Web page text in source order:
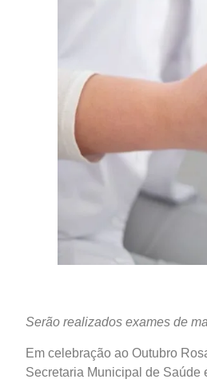
Serão realizados exames de
Em celebração ao Outubro
Secretaria Municipal de Saúde